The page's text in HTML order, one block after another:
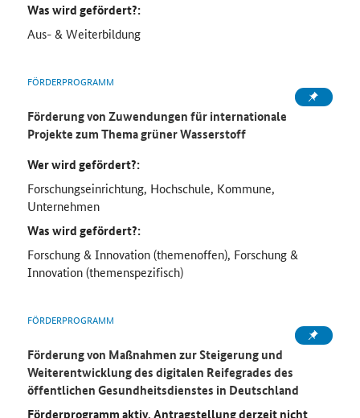
Was wird gefördert?:
Aus- & Weiterbildung
FÖRDERPROGRAMM
Förderung von Zuwendungen für internationale
Projekte zum Thema grüner Wasserstoff
Wer wird gefördert?:
Forschungseinrichtung, Hochschule, Kommune,
Unternehmen
Was wird gefördert?:
Forschung & Innovation (themenoffen), Forschung &
Innovation (themenspezifisch)
FÖRDERPROGRAMM
Förderung von Maßnahmen zur Steigerung und
Weiterentwicklung des digitalen Reifegrades des
öffentlichen Gesundheitsdienstes in Deutschland
Förderprogramm aktiv, Antragstellung derzeit nicht